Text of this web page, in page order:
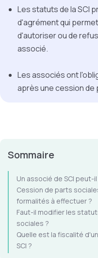
Les statuts de la SCI
d'agrément qui
d'autoriser ou de
associé.
Les associés ont
après une cession de
Sommaire
Un associé de SCI
Cession de parts
formalités à effectuer ?
Faut-il modifier les
sociales ?
Quelle est la fiscalité
SCI ?